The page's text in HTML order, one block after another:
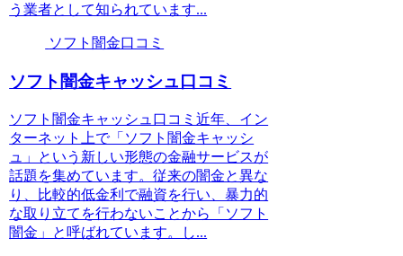
う業者として知られています...
ソフト闇金口コミ
ソフト闇金キャッシュ口コミ
ソフト闇金キャッシュ口コミ近年、イン
ターネット上で「ソフト闇金キャッシ
ュ」という新しい形態の金融サービスが
話題を集めています。従来の闇金と異な
り、比較的低金利で融資を行い、暴力的
な取り立てを行わないことから「ソフト
闇金」と呼ばれています。し...